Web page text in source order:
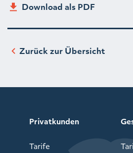
Download als PDF
Zurück zur Übersicht
Privatkunden
Tarife